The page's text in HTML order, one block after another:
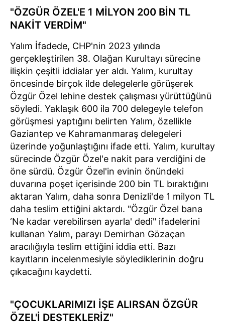
"ÖZGÜR ÖZEL'E 1 MİLYON 200 BİN TL
NAKİT VERDİM"
Yalım İfadede, CHP'nin 2023 yılında
gerçekleştirilen 38. Olağan Kurultayı sürecine
ilişkin çeşitli iddialar yer aldı. Yalım, kurultay
öncesinde birçok ilde delegelerle görüşerek
Özgür Özel lehine destek çalışması yürüttüğünü
söyledi. Yaklaşık 600 ila 700 delegeyle telefon
görüşmesi yaptığını belirten Yalım, özellikle
Gaziantep ve Kahramanmaraş delegeleri
üzerinde yoğunlaştığını ifade etti. Yalım, kurultay
sürecinde Özgür Özel'e nakit para verdiğini de
öne sürdü. Özgür Özel'in evinin önündeki
duvarına poşet içerisinde 200 bin TL bıraktığını
aktaran Yalım, daha sonra Denizli'de 1 milyon TL
daha teslim ettiğini aktardı. "Özgür Özel bana
‘Ne kadar verebilirsen ayarla' dedi" ifadelerini
kullanan Yalım, parayı Demirhan Gözaçan
aracılığıyla teslim ettiğini iddia etti. Bazı
kayıtların incelenmesiyle söylediklerinin doğru
çıkacağını kaydetti.
"ÇOCUKLARIMIZI İŞE ALIRSAN ÖZGÜR
ÖZEL'İ DESTEKLERİZ"